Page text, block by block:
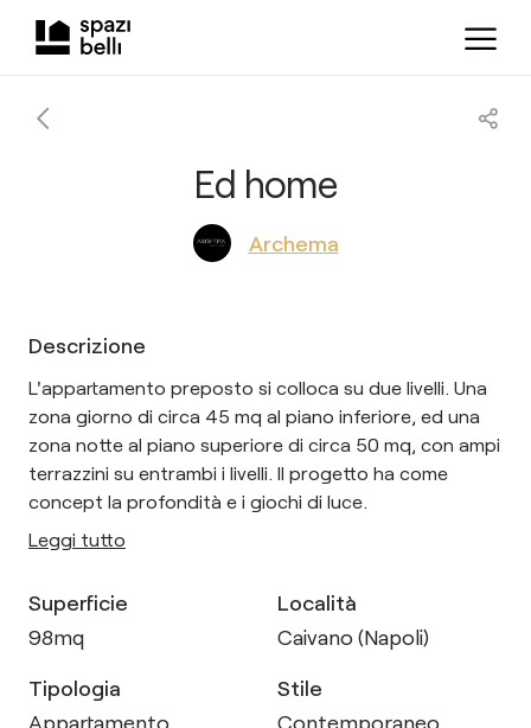
Ed home
Archema
Descrizione
L'appartamento preposto si colloca su due livelli. Una
zona giorno di circa 45 mq al piano inferiore, ed una
zona notte al piano superiore di circa 50 mq, con ampi
terrazzini su entrambi i livelli. Il progetto ha come
concept la profondità e i giochi di luce.
Leggi tutto
Superficie
98mq
Località
Caivano (Napoli)
Tipologia
Appartamento
Stile
Contemporaneo